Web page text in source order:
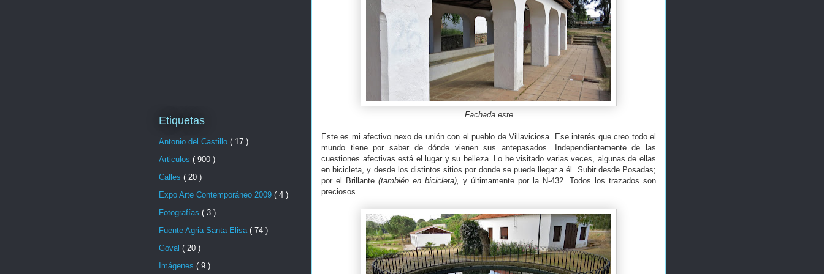
Fachada este
Este es mi afectivo nexo de unión con el pueblo de Villaviciosa. Ese interés que creo todo el
mundo tiene por saber de dónde vienen sus antepasados. Independientemente de las
cuestiones afectivas está el lugar y su belleza. Lo he visitado varias veces, algunas de ellas
en bicicleta, y desde los distintos sitios por donde se puede llegar a él. Subir desde Posadas;
por el Brillante (también en bicicleta), y últimamente por la N-432. Todos los trazados son
preciosos.
Etiquetas
Antonio del Castillo ( 17 )
Articulos ( 900 )
Calles ( 20 )
Expo Arte Contemporáneo 2009 ( 4 )
Fotografías ( 3 )
Fuente Agria Santa Elisa ( 74 )
Goval ( 20 )
Imágenes ( 9 )